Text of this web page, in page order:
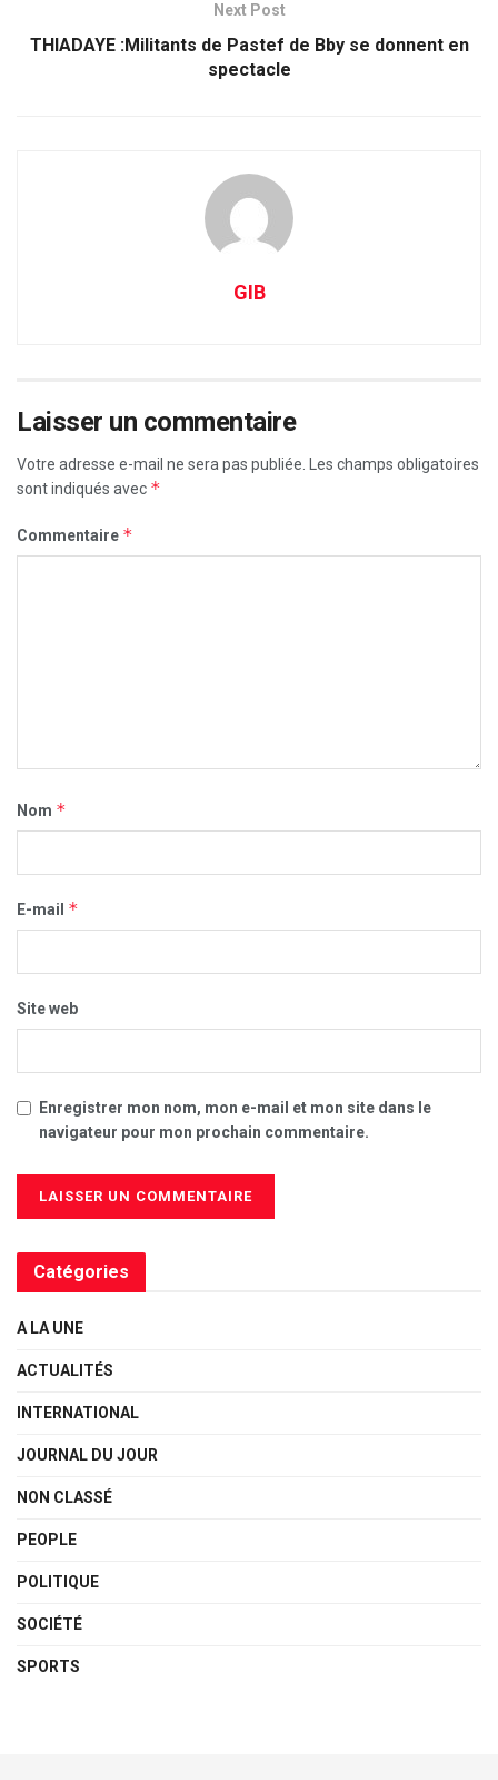
Next Post
THIADAYE :Militants de Pastef de Bby se donnent en
spectacle
GIB
Laisser un commentaire
Votre adresse e-mail ne sera pas publiée. Les champs obligatoires
sont indiqués avec *
Commentaire *
Nom *
E-mail *
Site web
Enregistrer mon nom, mon e-mail et mon site dans le
navigateur pour mon prochain commentaire.
Catégories
A LA UNE
ACTUALITÉS
INTERNATIONAL
JOURNAL DU JOUR
NON CLASSÉ
PEOPLE
POLITIQUE
SOCIÉTÉ
SPORTS